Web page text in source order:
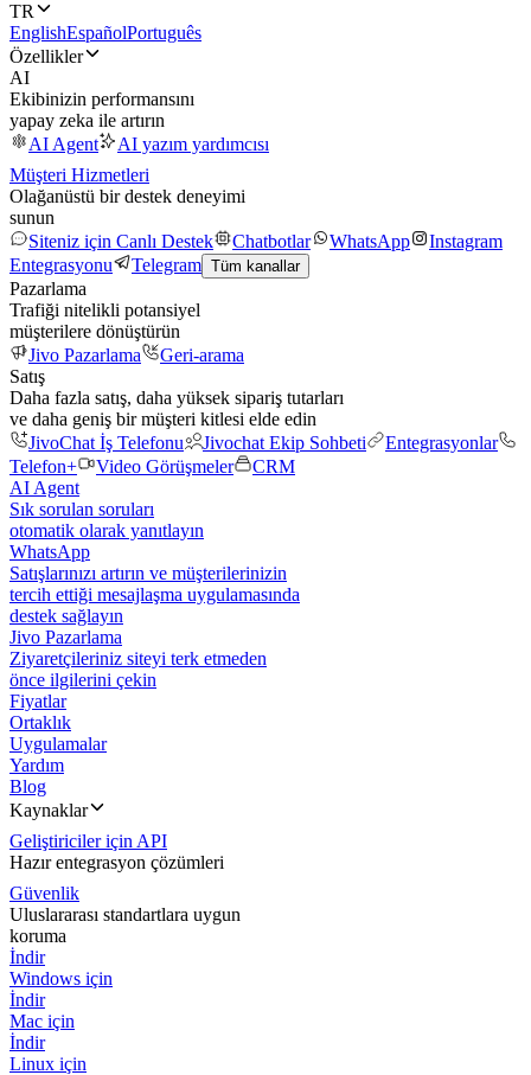
TR
EnglishEspañolPortuguês
Özellikler
AI
Ekibinizin performansını
yapay zeka ile artırın
AI Agent
AI yazım yardımcısı
Müşteri Hizmetleri
Olağanüstü bir destek deneyimi
sunun
Siteniz için Canlı Destek
Chatbotlar WhatsApp
Instagram
Entegrasyonu
Telegram Tüm kanallar
Pazarlama
Trafiği nitelikli potansiyel
müşterilere dönüştürün
Jivo Pazarlama
Geri-arama
Satış
Daha fazla satış, daha yüksek sipariş tutarları
ve daha geniş bir müşteri kitlesi elde edin
JivoChat İş Telefonu
Jivochat Ekip Sohbeti
Entegrasyonlar
Telefon+
Video Görüşmeler
CRM
AI Agent
Sık sorulan soruları
otomatik olarak yanıtlayın
WhatsApp
Satışlarınızı artırın ve müşterilerinizin
tercih ettiği mesajlaşma uygulamasında
destek sağlayın
Jivo Pazarlama
Ziyaretçileriniz siteyi terk etmeden
önce ilgilerini çekin
Fiyatlar
Ortaklık
Uygulamalar
Yardım
Blog
Kaynaklar
Geliştiriciler için API
Hazır entegrasyon çözümleri
Güvenlik
Uluslararası standartlara uygun
koruma
İndir
Windows için
İndir
Mac için
İndir
Linux için